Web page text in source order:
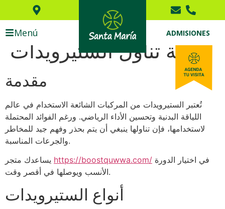
Menú ADMISIONES
كيفية تناول الستيرويدات
مقدمة
تُعتبر الستيرويدات من المركبات الشائعة الاستخدام في عالم
اللياقة البدنية وتحسين الأداء الرياضي. ورغم الفوائد المحتملة
لاستخدامها، فإن تناولها ينبغي أن يتم بحذر وفهم جيد للمخاطر
والجرعات المناسبة.
https://boostquwwa.com/
الأنسب ويوصلها في أقصر وقت.
أنواع الستيرويدات